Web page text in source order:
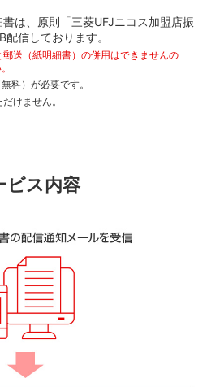
は、原則「三菱UFJニコス加盟店振
信しております。
送（紙明細書）の併用はできませんの
料）が必要です。
けません。
ビス内容